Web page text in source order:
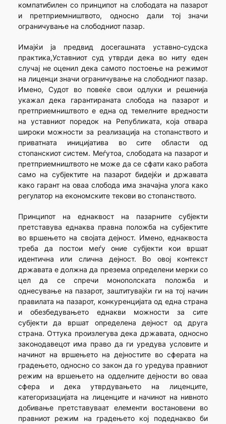
компатибилен со принципот на слободата на пазарот
и претприемништвото, односно дали тој значи
ограничување на слободниот пазар.
Имајќи ја предвид досегашната уставно-судска
практика,Уставниот суд утврди дека во ниту еден
случај не оценил дека самото постоење на режимот
на лиценци значи ограничување на слободниот пазар.
Имено, Судот во повеќе свои одлуки и решенија
укажал дека гарантираната слобода на пазарот и
претприемништвото е една од темелните вредности
на уставниот поредок на Републиката, која отвара
широки можности за реализација на стопанството и
приватната иницијатива во сите области од
стопанскиот систем. Меѓутоа, слободата на пазарот и
претприемништвото не може да се сфати како работа
само на субјектите на пазарот бидејќи и државата
како гарант на оваа слобода има значајна улога како
регулатор на економските текови во стопанството.
Принципот на еднаквост на пазарните субјекти
претставува еднаква правна положба на субјектите
во вршењето на својата дејност. Имено, еднаквоста
треба да постои меѓу оние субјекти кои вршат
идентична или слична дејност. Во овој контекст
државата е должна да презема определени мерки со
цел да се спречи монополската положба и
однесување на пазарот, заштитувајќи ги на тој начин
правилата на пазарот, конкуренцијата од една страна
и обезбедувањето еднакви можности за сите
субјекти да вршат определена дејност од друга
страна. Оттука произлегува дека државата, односно
законодавецот има право да ги уредува условите и
начинот на вршењето на дејностите во сферата на
градењето, односно со закон да го уредува правниот
режим на вршењето на одделните дејности во оваа
сфера и дека утврдувањето на лиценците,
категоризацијата на лиценците и начинот на нивното
добивање претставуваат елементи востановени во
правниот режим на градењето кој подеднакво би